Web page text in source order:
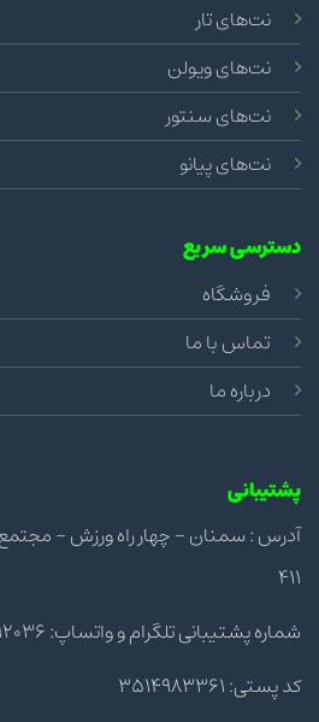
نت‌های تار
نت‌های ویولن
نت‌های سنتور
نت‌های پیانو
دسترسی سریع
فروشگاه
تماس با ما
درباره ما
پشتیبانی
411
شماره پشتیبانی تلگرام و واتساپ: 09123992036
کد پستی: 3514983361